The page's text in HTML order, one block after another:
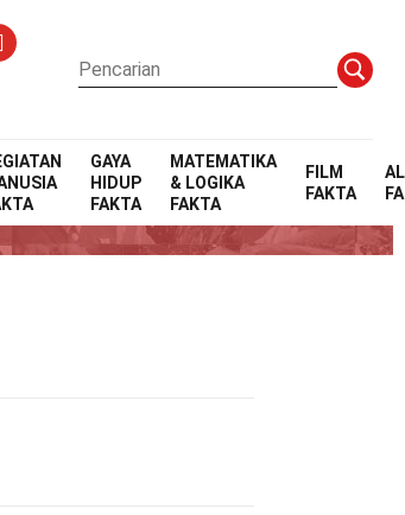
GAYA
HIDUP
FAKTA
MATEMATIKA
& LOGIKA
FAKTA
FILM
FAKTA